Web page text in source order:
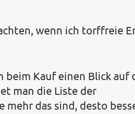
wenn ich torffreie
beim Kauf einen Blick auf
man die Liste der
mehr das sind, desto